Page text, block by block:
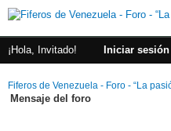
¡Hola, Invitado! Iniciar sesión
Fiferos de Venezuela - Foro - “La
Mensaje del foro